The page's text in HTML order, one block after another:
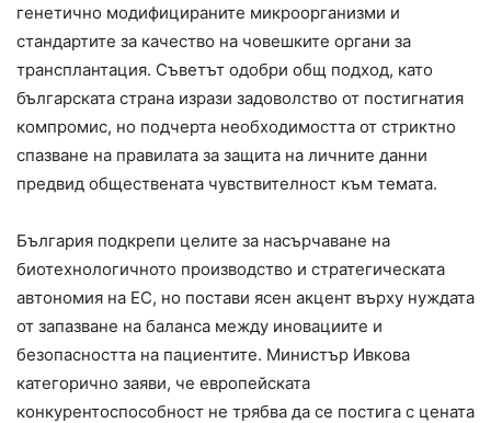
генетично модифицираните микроорганизми и
стандартите за качество на човешките органи за
трансплантация. Съветът одобри общ подход, като
българската страна изрази задоволство от постигнатия
компромис, но подчерта необходимостта от стриктно
спазване на правилата за защита на личните данни
предвид обществената чувствителност към темата.
България подкрепи целите за насърчаване на
биотехнологичното производство и стратегическата
автономия на ЕС, но постави ясен акцент върху нуждата
от запазване на баланса между иновациите и
безопасността на пациентите. Министър Ивкова
категорично заяви, че европейската
конкурентоспособност не трябва да се постига с цената